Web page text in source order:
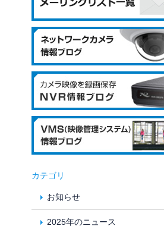
カテゴリ
お知らせ
2025年のニュース